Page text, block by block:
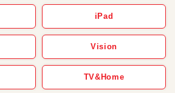
iPad
Vision
TV&Home